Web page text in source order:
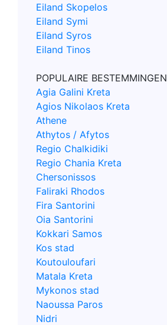
Eiland Skopelos
Eiland Symi
Eiland Syros
Eiland Tinos
POPULAIRE BESTEMMINGEN
Agia Galini Kreta
Agios Nikolaos Kreta
Athene
Athytos / Afytos
Regio Chalkidiki
Regio Chania Kreta
Chersonissos
Faliraki Rhodos
Fira Santorini
Oia Santorini
Kokkari Samos
Kos stad
Koutouloufari
Matala Kreta
Mykonos stad
Naoussa Paros
Nidri